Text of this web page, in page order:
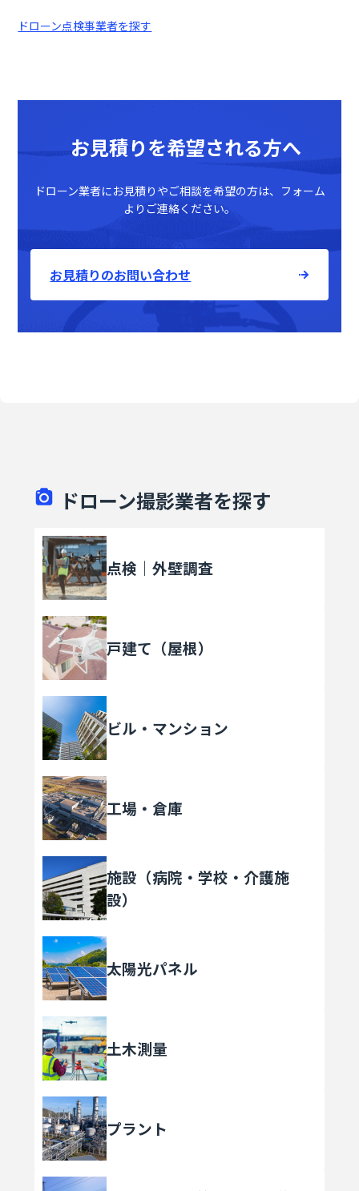
ドローン点検事業者を探す
お見積りを希望される方へ
ドローン業者にお見積りやご相談を希望の方は、フォーム
よりご連絡ください。
お見積りのお問い合わせ
ドローン撮影業者を探す
点検｜外壁調査
戸建て（屋根）
ビル・マンション
工場・倉庫
施設（病院・学校・介護施
設）
太陽光パネル
土木測量
プラント